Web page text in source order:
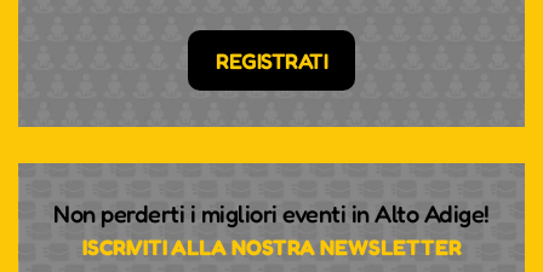
REGISTRATI
Non perderti i migliori eventi in Alto Adige!
ISCRIVITI ALLA NOSTRA NEWSLETTER